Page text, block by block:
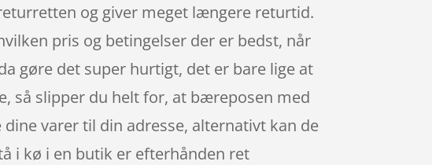
og giver meget længere returtid.
pris og betingelser der er bedst, når
gøre det super hurtigt, det er bare lige at
så slipper du helt for, at bæreposen med
varer til din adresse, alternativt kan de
i kø i en butik er efterhånden ret